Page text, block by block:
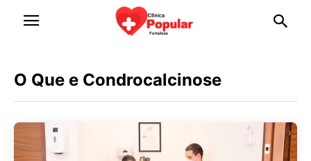
O Que e Condrocalcinose